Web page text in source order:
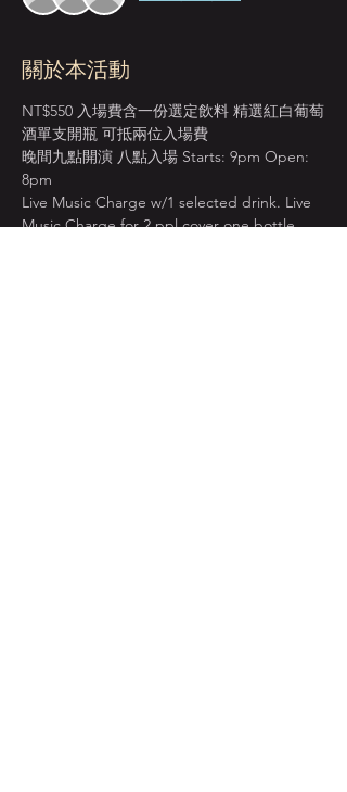
關於本活動
NT$550 入場費含一份選定飲料 精選紅白葡萄
酒單支開瓶 可抵兩位入場費
晚間九點開演 八點入場 Starts: 9pm Open:
8pm
Live Music Charge w/1 selected drink. Live
Music Charge for 2 ppl cover one bottle